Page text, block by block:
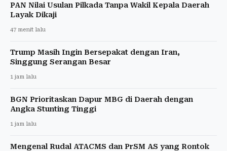
PAN Nilai Usulan Pilkada Tanpa Wakil Kepala Daerah
Layak Dikaji
47 menit lalu
Trump Masih Ingin Bersepakat dengan Iran,
Singgung Serangan Besar
1 jam lalu
BGN Prioritaskan Dapur MBG di Daerah dengan
Angka Stunting Tinggi
1 jam lalu
Mengenal Rudal ATACMS dan PrSM AS yang Rontok